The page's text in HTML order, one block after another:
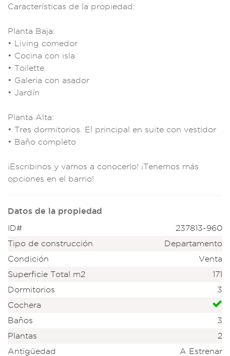
Características de la propiedad:
Planta Baja:
• Living comedor
• Cocina con isla
• Toilette
• Galeria con asador
• Jardín
Planta Al ta:
• Tres dormitorios. El principal en suite con vestidor
• Baño completo
¡Escribinos y vamos a conocerlo! ¡Tenemos más
opciones en el barrio!
Datos de la propiedad
ID#
237813-960
Tipo de construcción
Departamento
Condición
Venta
Superficie Total m2
171
Dormitorios
3
Cochera
Baños
3
Plantas
2
Antigüedad
A Estrenar